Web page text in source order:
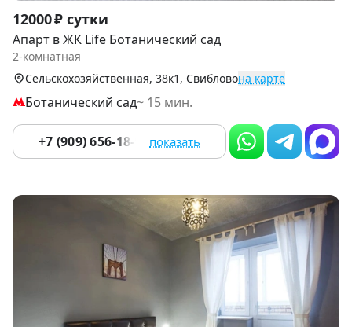
Item
1
of
9
12000 ₽ сутки
Апарт в ЖК Life Ботанический сад
2-комнатная
Сельскохозяйственная, 38к1, Свибловона карте
Ботанический сад~ 15 мин.
+7 (909) 656-18-92 показать